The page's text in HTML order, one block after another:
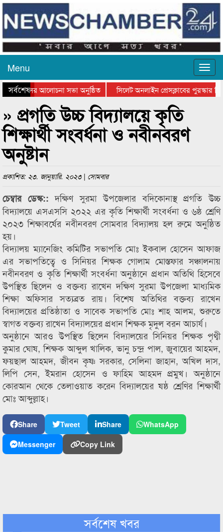
Menu
সর্বশেষ
দিবসের আলোচনা সভা অনুষ্ঠিত
সিলেট অনলাইন প্রেসক্লাবের পুরস্কার
সভা ও সম্মাননা প্রদান
কানাইঘাটের কিশোর আহাদের খুনি
» প্রগতি উচ্চ বিদ্যালয়ে কৃতি
শিক্ষার্থী সংবর্ধনা ও নবীনবরণ
অনুষ্টান
প্রকাশিত: ২৩. জানুয়ারি. ২০২৩ | সোমবার
চেম্বার ডেস্ক::দক্ষিণ সুরমা উপজেলার বদিকোনাস্থ প্রগতি উচ্চ
বিদ্যালয়ে এসএসসি ২০২২ এর কৃতি শিক্ষার্থী সংবর্ধনা ও ৬ষ্ঠ শ্রেণি
২০২৩ শিক্ষাবর্ষের নবীনবরণ সোমবার বিদ্যালয় হল রুমে অনুষ্ঠিত
হয়।
বিদ্যালয় ম্যানেজিং কমিটির সভাপতি মোঃ ইকবাল হোসেন আফাজ
এর সভাপতিত্বে ও সিনিয়র শিক্ষক গোলাম মোস্তফার সঞ্চালনায়
নবীনবরণ ও কৃতি শিক্ষার্থী সংবর্ধনা অনুষ্ঠানে প্রধান অতিথি হিসেবে
উপস্থিত ছিলেন ও বক্তব্য রাখেন দক্ষিণ সুরমা উপজেলা মাধ্যমিক
শিক্ষা অফিসার সত্যব্রত রায়। বিশেষ অতিথির বক্তব্য রাখেন
বিদ্যালয়ের প্রতিষ্ঠাতা ও সাবেক সভাপতি মোঃ শাহ আলম, শুরুতে
স্বাগত বক্তব্য রাখেন বিদ্যালয়ের প্রধান শিক্ষক মৃদুল বরন আচার্য।
অনুষ্ঠানে আরও উপস্থিত ছিলেন বিদ্যালয়ের সিনিয়র শিক্ষক পৃথ্বী
কুমার ঘোষ, শিক্ষক আব্দুল খালিক, ভানু চন্দ্র পাল, জুবায়ের আহমদ,
ফয়ছাল আহমদ, জীবন কৃষ্ণ সরকার, সেলিনা জাহান, অখিল দাস,
লিপি সেন, ইমরান হোসেন ও ফাহিম আহমদ প্রমুখ। অনুষ্ঠানে
কোরআন থেকে তেলাওয়াত করেন বিদ্যালয়ের ষষ্ঠ শ্রেণির শিক্ষার্থী
মোঃ আব্দুল্লাহ।
Share Tweet Share
WhatsApp
Messenger
Copy Link
সর্বশেষ খবর